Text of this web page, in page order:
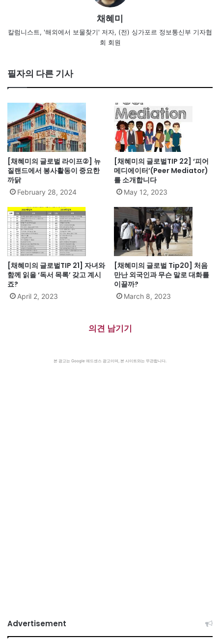
채혜미
칼럼니스트, '해외에서 보물찾기' 저자, (전) 싱가포르 정보통신부 기자협
회 회원
필자의 다른 기사
[채혜미의 글로벌 라이프②] 뉴
질랜드에서 봉사활동이 중요한
까닭
February 28, 2024
[채혜미의 글로벌TIP 22] ‘피어
메디에이터’(Peer Mediator)
를 소개합니다
May 12, 2023
[채혜미의 글로벌TIP 21] 자녀와
함께 읽을 ‘독서 목록’ 갖고 계시
죠?
April 2, 2023
[채혜미의 글로벌 Tip20] 처음
만난 외국인과 무슨 말로 대화를
이끌까?
March 8, 2023
의견 남기기
본 광고는 Google 애드센스 광고이며, 본 사이트와는 무관합니다.
Advertisement